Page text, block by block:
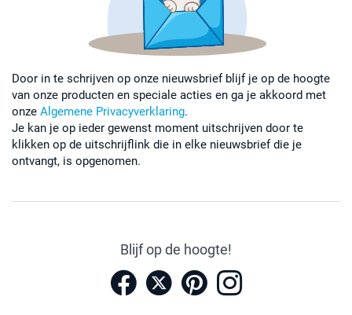
Door in te schrijven op onze nieuwsbrief blijf je op de hoogte
van onze producten en speciale acties en ga je akkoord met
onze Algemene Privacyverklaring.
Je kan je op ieder gewenst moment uitschrijven door te
klikken op de uitschrijflink die in elke nieuwsbrief die je
ontvangt, is opgenomen.
Blijf op de hoogte!